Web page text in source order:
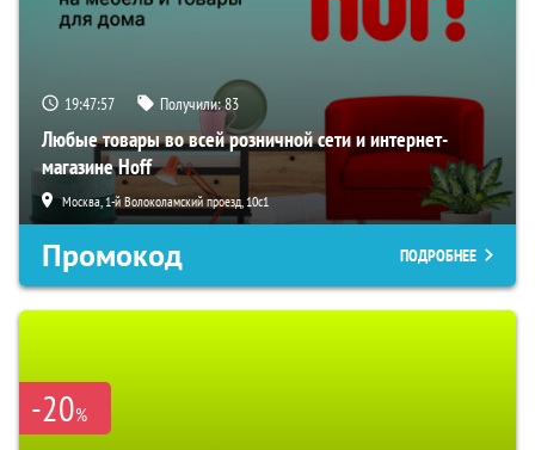
19:47:55 Получили:83
Любые товары во всей розничной сети и интернет-
магазине Hoff
Москва, 1-й Волоколамский проезд, 10с1
Промокод ПОДРОБНЕЕ
-20%